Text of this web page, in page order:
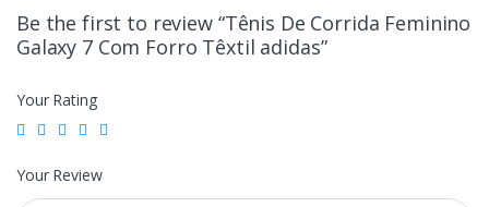
Be the first to review “Tênis De Corrida Feminino
Galaxy 7 Com Forro Têxtil adidas”
Your Rating
Your Review